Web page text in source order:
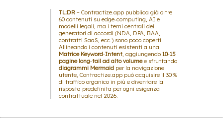
TL;DR – Contractize.app pubblica già oltre
60 contenuti su edge‑computing, AI e
modelli legali, ma i temi centrali dei
generatori di accordi (NDA, DPA, BAA,
contratti SaaS, ecc.) sono poco coperti.
Allineando i contenuti esistenti a una
Matrice Keyword‑Intent, aggiungendo 10‑15
pagine long‑tail ad alto volumee sfruttando
diagrammi Mermaid per la navigazione
utente, Contractize.app può acquisire il 30 %
di traffico organico in più e diventare la
risposta predefinita per ogni esigenza
contrattuale nel 2026.